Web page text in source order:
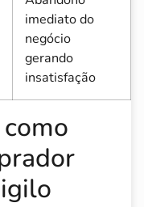
imediato do
negócio
gerando
insatisfação